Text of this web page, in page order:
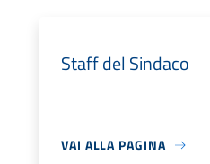
Staff del Sindaco
VAI ALLA PAGINA